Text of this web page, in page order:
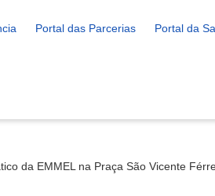
Portal das Parcerias Portal da
da EMMEL na Praça São Vicente